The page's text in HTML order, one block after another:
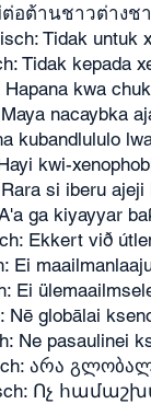
ต่อต้านชาวต่างช
Tidak untuk
Tidak kepada
Hapana kwa
nacaybka
kubandlululo
kwi-
si iberu ajeji
ga kiyayyar
Ekkert við
Ei
Ei
Nē globālai
Ne pasaulinei
არა
Ոչ